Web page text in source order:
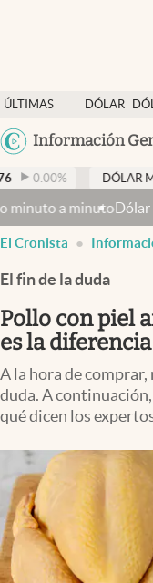
ÚLTIMAS
NOTICIAS
DÓLAR
Información
Dólar
Members
Economía y Política
Finanzas y Mercados
Mercados Online
Negocios
Columnistas
Otras secciones
Apertura
Infotechnology
Clase
Clima
Mundial 2026
Eventos Corporativos
DÓLAR MEP 1526,03
Dólar hoy y dólar
El Cronista
El fin de la duda
Pollo con piel
es la
A la hora de
duda. A
qué dicen los